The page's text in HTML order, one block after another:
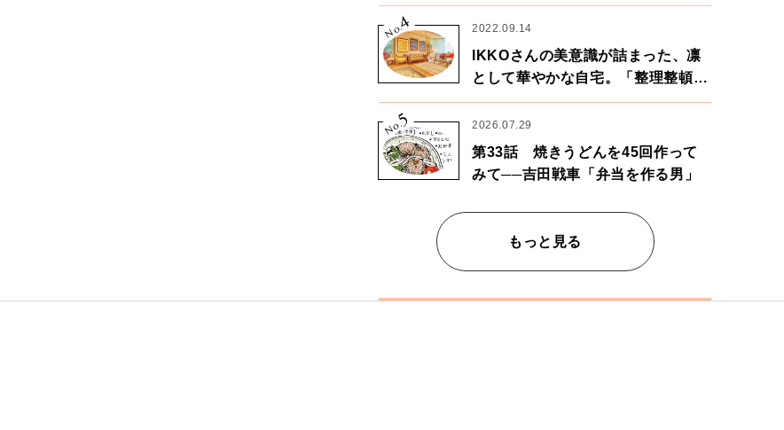
No.
4 2022.09.14
IKKOさんの美意識が詰まった、凛
として華やかな自宅。「整理整頓は
心のリズムが乱されないための作
業」。
No.
5 2026.07.29
第33話 焼きうどんを45回作って
みて──吉田戦車「弁当を作る男」
もっと見る